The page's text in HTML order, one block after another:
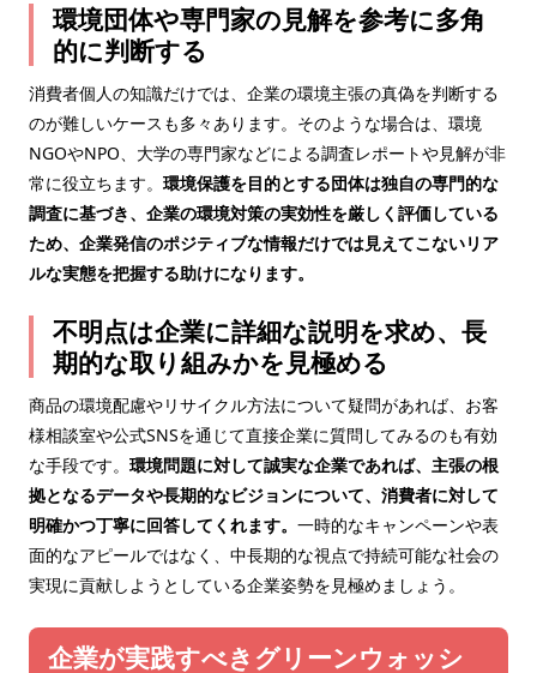
環境団体や専門家の見解を参考に多角
的に判断する
消費者個人の知識だけでは、企業の環境主張の真偽を判断する
のが難しいケースも多々あります。そのような場合は、環境
NGOやNPO、大学の専門家などによる調査レポートや見解が非
常に役立ちます。 環境保護を目的とする団体は独自の専門的な
調査に基づき、企業の環境対策の実効性を厳しく評価している
ため、企業発信のポジティブな情報だけでは見えてこないリア
ルな実態を把握する助けになります。
不明点は企業に詳細な説明を求め、長
期的な取り組みかを見極める
商品の環境配慮やリサイクル方法について疑問があれば、お客
様相談室や公式SNSを通じて直接企業に質問してみるのも有効
な手段です。 環境問題に対して誠実な企業であれば、主張の根
拠となるデータや長期的なビジョンについて、消費者に対して
明確かつ丁寧に回答してくれます。 一時的なキャンペーンや表
面的なアピールではなく、中長期的な視点で持続可能な社会の
実現に貢献しようとしている企業姿勢を見極めましょう。
企業が実践すべきグリーンウォッシ